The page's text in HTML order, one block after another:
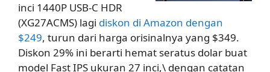
inci 1440P USB-C HDR
(XG27ACMS) lagi diskon di Amazon dengan
$249, turun dari harga orisinalnya yang $349.
Diskon 29% ini berarti hemat seratus dolar buat
model Fast IPS ukuran 27 inci,\ dengan catatan